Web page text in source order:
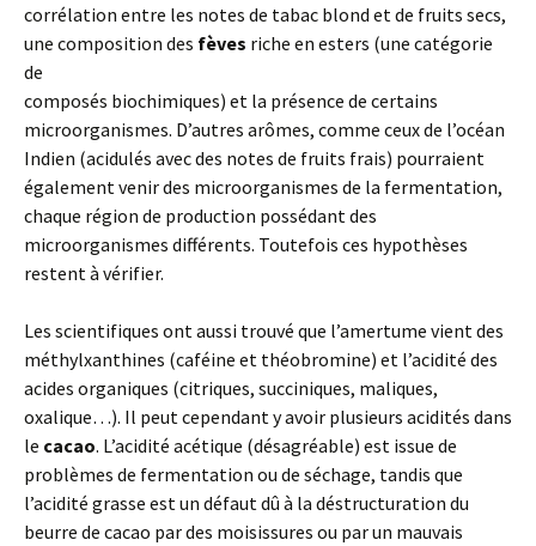
corrélation entre les notes de tabac blond et de fruits secs,
une composition des fèves riche en esters (une catégorie
de
composés biochimiques) et la présence de certains
microorganismes. D’autres arômes, comme ceux de l’océan
Indien (acidulés avec des notes de fruits frais) pourraient
également venir des microorganismes de la fermentation,
chaque région de production possédant des
microorganismes différents. Toutefois ces hypothèses
restent à vérifier.
Les scientifiques ont aussi trouvé que l’amertume vient des
méthylxanthines (caféine et théobromine) et l’acidité des
acides organiques (citriques, succiniques, maliques,
oxalique…). Il peut cependant y avoir plusieurs acidités dans
le cacao. L’acidité acétique (désagréable) est issue de
problèmes de fermentation ou de séchage, tandis que
l’acidité grasse est un défaut dû à la déstructuration du
beurre de cacao par des moisissures ou par un mauvais